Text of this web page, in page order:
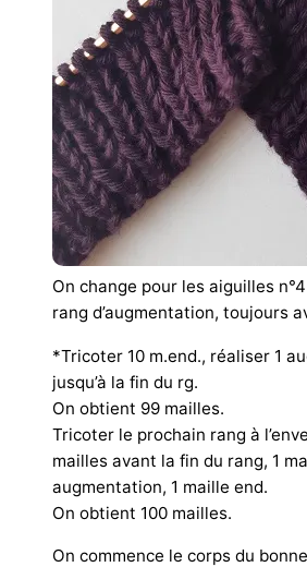
On change pour les aiguilles
rang d’augmentation, toujours
*Tricoter 10 m.end., réaliser 1
jusqu’à la fin du rg.
On obtient 99 mailles.
Tricoter le prochain rang à
mailles avant la fin du rang, 1
augmentation, 1 maille end.
On obtient 100 mailles.
On commence le corps du